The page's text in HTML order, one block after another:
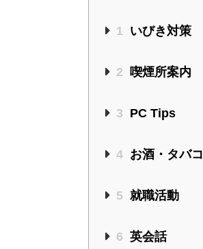
1 いびき対策
2 喫煙所案内
3 PC Tips
4 お酒・タバコ
5 就職活動
6 英会話